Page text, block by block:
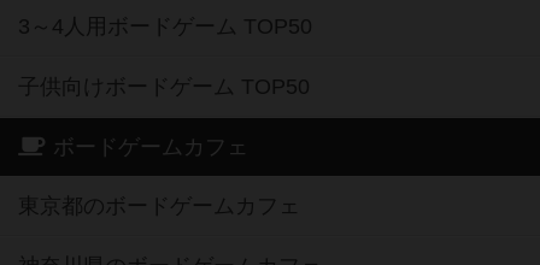
3～4人用ボードゲーム TOP50
子供向けボードゲーム TOP50
ボードゲームカフェ
東京都のボードゲームカフェ